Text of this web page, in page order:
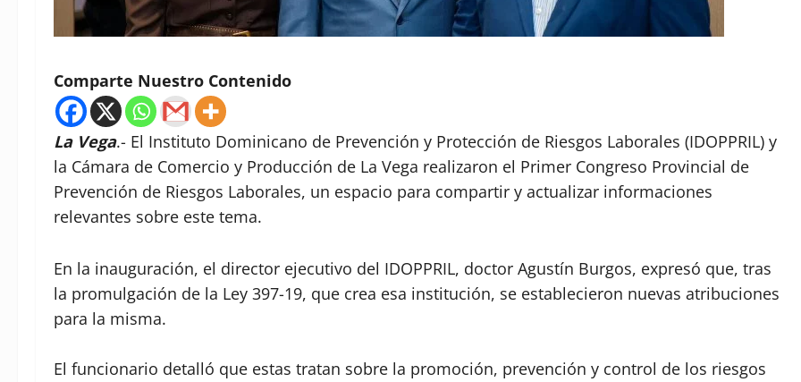
Comparte Nuestro Contenido
La Vega.- El Instituto Dominicano de Prevención y Protección de Riesgos Laborales (IDOPPRIL) y
la Cámara de Comercio y Producción de La Vega realizaron el Primer Congreso Provincial de
Prevención de Riesgos Laborales, un espacio para compartir y actualizar informaciones
relevantes sobre este tema.⁣
En la inauguración, el director ejecutivo del IDOPPRIL, doctor Agustín Burgos, expresó que, tras
la promulgación de la Ley 397-19, que crea esa institución, se establecieron nuevas atribuciones
para la misma.⁣
El funcionario detalló que estas tratan sobre la promoción, prevención y control de los riesgos